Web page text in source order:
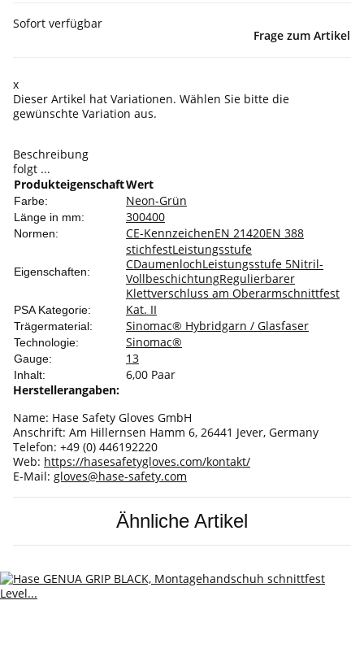
Sofort verfügbar
Frage zum Artikel
x
Dieser Artikel hat Variationen. Wählen Sie bitte die
gewünschte Variation aus.
Beschreibung
folgt ...
ProdukteigenschaftWert
Farbe: Neon-Grün
Länge in mm: 300400
Normen: CE-KennzeichenEN 21420EN 388
Eigenschaften:
stichfestLeistungsstufe
CDaumenlochLeistungsstufe 5Nitril-
VollbeschichtungRegulierbarer
Klettverschluss am Oberarmschnittfest
PSA Kategorie: Kat. II
Trägermaterial: Sinomac® Hybridgarn / Glasfaser
Technologie: Sinomac®
Gauge: 13
Inhalt:
6,00 Paar
Herstellerangaben:
Name: Hase Safety Gloves GmbH
Anschrift: Am Hillernsen Hamm 6, 26441 Jever, Germany
Telefon: +49 (0) 446192220
Web: https://hasesafetygloves.com/kontakt/
E-Mail: gloves@hase-safety.com
Ähnliche Artikel